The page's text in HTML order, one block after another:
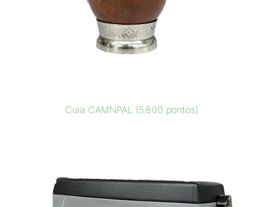
Cuia CAMNPAL (5.800 pontos)